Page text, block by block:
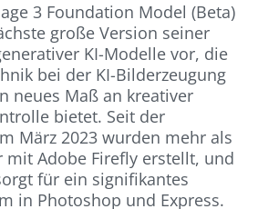
3 Foundation Model (Beta)
große Version seiner
KI-Modelle vor, die
bei der KI-Bilderzeugung
neues Maß an kreativer
bietet. Seit der
März 2023 wurden mehr als
Adobe Firefly erstellt, und
für ein signifikantes
in Photoshop und Express.